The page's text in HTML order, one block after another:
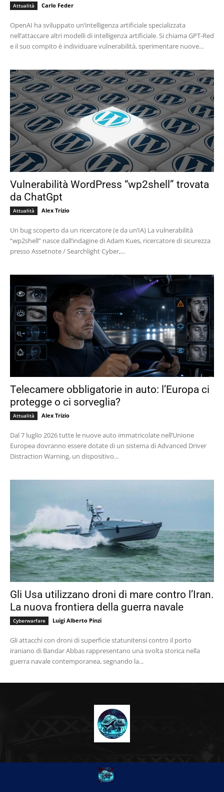
Attualità Carlo Feder
OpenAI ha sviluppato un’intelligenza artificiale specializzata
nell’attaccare altri modelli di intelligenza artificiale. Si chiama GPT-Red
e il suo compito è individuare vulnerabilità, sperimentare nuove...
Vulnerabilità WordPress “wp2shell” trovata
da ChatGpt
Attualità Alex Trizio
Un bug scoperto da un ricercatore (e da un’IA) La vulnerabilità
“wp2shell” nasce dall’indagine di Adam Kues, ricercatore di sicurezza
presso Assetnote / Searchlight Cyber,...
Telecamere obbligatorie in auto: l’Europa ci
protegge o ci sorveglia?
Attualità Alex Trizio
Dal 7 luglio 2026 tutte le nuove auto immatricolate nell’Unione
Europea dovranno essere dotate di un sistema di Advanced Driver
Distraction Warning, un dispositivo...
Gli Usa utilizzano droni di mare contro l’Iran.
La nuova frontiera della guerra navale
Cyberwarfare Luigi Alberto Pinzi
Gli attacchi con droni di superficie statunitensi contro il porto
iraniano di Bandar Abbas rappresentano una svolta storica nella
guerra navale contemporanea, segnando la...
CHI SIAMO